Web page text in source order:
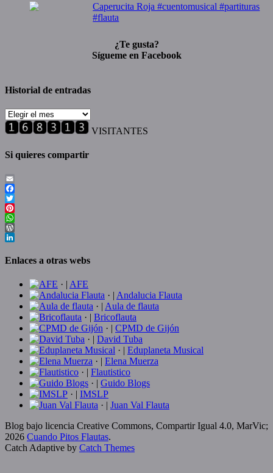
Caperucita Roja #cuentomusical #partituras
#flauta
¿Te gusta?
Sígueme en Facebook
Historial de entradas
Historial
de
entradas
VISITANTES
Si quieres compartir
Email
Facebook
Twitter
Pinterest
WhatsApp
WordPress
Enlaces a otras webs
· | AFE
· | Andalucia Flauta
· | Aula de flauta
· | Bricoflauta
· | CPMD de Gijón
· | David Tuba
· | Eduplaneta Musical
· | Elena Muerza
· | Flautistico
· | Guido Blogs
· | IMSLP
· | Juan Val Flauta
Blog bajo licencia Creative Commons, Compartir Igual 4.0, MarVic;
2026 Cuando Pitos Flautas.
Catch Adaptive by Catch Themes